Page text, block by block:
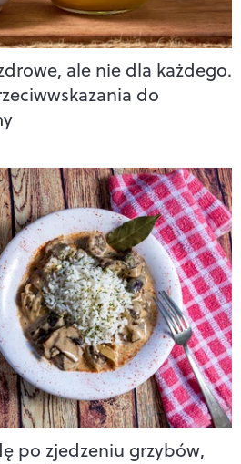
ale nie dla każdego.
do
po zjedzeniu grzybów,